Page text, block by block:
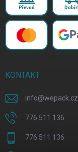
Převod
KONTAKT
info@wepack.cz
776 511 136
776 511 136